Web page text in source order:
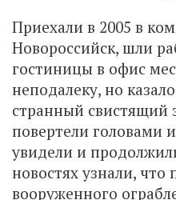
Приехали в 2005 в
Новороссийск, шли
гостиницы в офис
неподалеку, но
странный свистящий
повертели головами
увидели и
новостях узнали,
вооруженного